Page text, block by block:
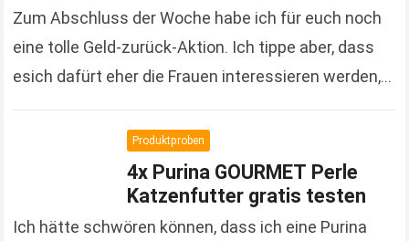
Zum Abschluss der Woche habe ich für euch noch
eine tolle Geld-zurück-Aktion. Ich tippe aber, dass
esich dafürt eher die Frauen interessieren werden,
Produktproben
4x Purina GOURMET Perle
Katzenfutter gratis testen
Ich hätte schwören können, dass ich eine Purina